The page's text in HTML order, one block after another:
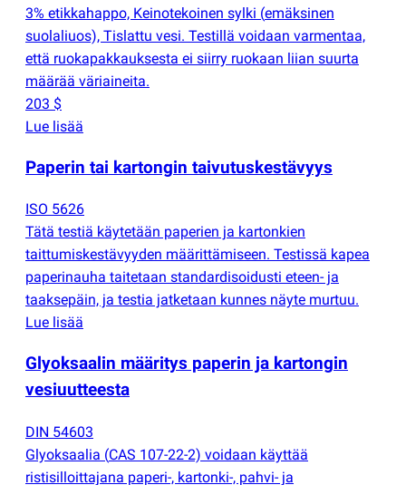
3% etikkahappo, Keinotekoinen sylki (emäksinen
suolaliuos), Tislattu vesi. Testillä voidaan varmentaa,
että ruokapakkauksesta ei siirry ruokaan liian suurta
määrää väriaineita.
203 $
Lue lisää
Paperin tai kartongin taivutuskestävyys
ISO 5626
Tätä testiä käytetään paperien ja kartonkien
taittumiskestävyyden määrittämiseen. Testissä kapea
paperinauha taitetaan standardisoidusti eteen- ja
taaksepäin, ja testia jatketaan kunnes näyte murtuu.
Lue lisää
Glyoksaalin määritys paperin ja kartongin
vesiuutteesta
DIN 54603
Glyoksaalia (CAS 107-22-2) voidaan käyttää
ristisilloittajana paperi-, kartonki-, pahvi- ja